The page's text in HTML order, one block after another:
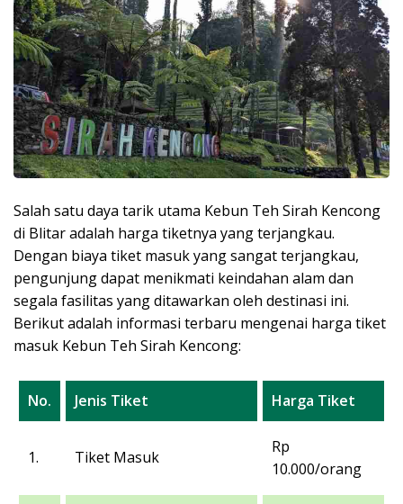
Salah satu daya tarik utama Kebun Teh Sirah Kencong
di Blitar adalah harga tiketnya yang terjangkau.
Dengan biaya tiket masuk yang sangat terjangkau,
pengunjung dapat menikmati keindahan alam dan
segala fasilitas yang ditawarkan oleh destinasi ini.
Berikut adalah informasi terbaru mengenai harga tiket
masuk Kebun Teh Sirah Kencong:
No. Jenis Tiket Harga Tiket
1. Tiket Masuk
Rp
10.000/orang